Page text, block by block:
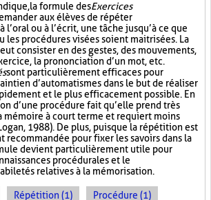
la formule desExercices
aux élèves de répéter
l’oral ou à l’écrit, une tâche jusqu’à ce que
les procédures visées soient maitrisées. La
consister en des gestes, des mouvements,
la prononciation d’un mot, etc.
sont particulièrement efficaces pour
d’automatismes dans le but de réaliser
et le plus efficacement possible. En
d’une procédure fait qu’elle prend très
mémoire à court terme et requiert moins
1988). De plus, puisque la répétition est
recommandée pour fixer les savoirs dans la
devient particulièrement utile pour
procédurales et le
relatives à la mémorisation.
Répétition (1) Procédure (1)